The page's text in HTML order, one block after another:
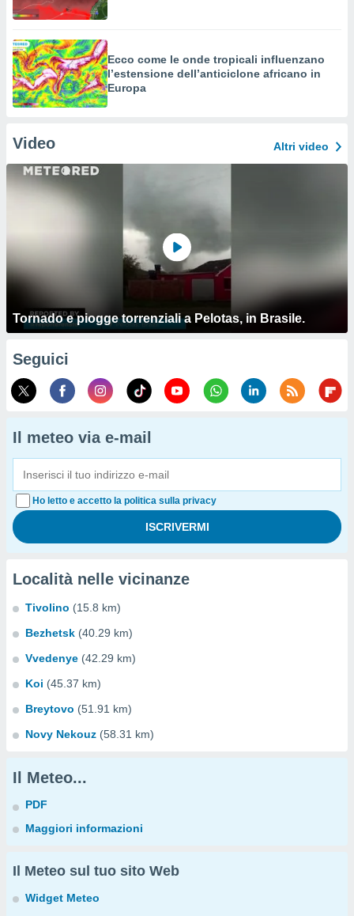
Ecco come le onde tropicali influenzano
l’estensione dell’anticiclone africano in
Europa
Video Altri video
Tornado e piogge torrenziali a Pelotas, in Brasile.
Seguici
Il meteo via e-mail
Ho letto e accetto la politica sulla privacy
Località nelle vicinanze
Tivolino (15.8 km)
Bezhetsk (40.29 km)
Vvedenye (42.29 km)
Koi (45.37 km)
Breytovo (51.91 km)
Novy Nekouz (58.31 km)
Il Meteo...
PDF
Maggiori informazioni
Il Meteo sul tuo sito Web
Widget Meteo